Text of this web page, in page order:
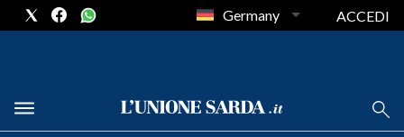
CRONACA SARDEGNA
Germany ACCEDI